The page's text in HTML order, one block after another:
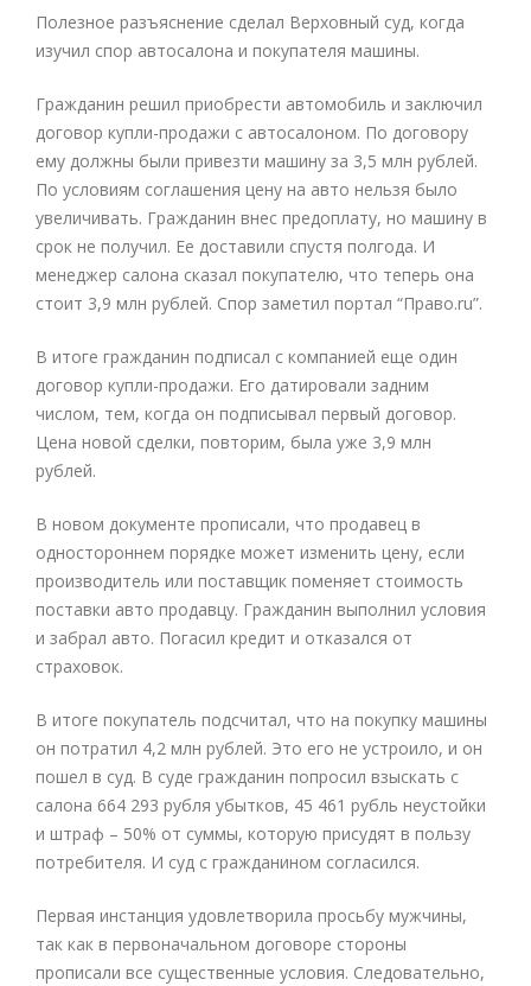
Полезное разъяснение сделал Верховный суд, когда
изучил спор автосалона и покупателя машины.
Гражданин решил приобрести автомобиль и заключил
договор купли-продажи с автосалоном. По договору
ему должны были привезти машину за 3,5 млн рублей.
По условиям соглашения цену на авто нельзя было
увеличивать. Гражданин внес предоплату, но машину в
срок не получил. Ее доставили спустя полгода. И
менеджер салона сказал покупателю, что теперь она
стоит 3,9 млн рублей. Спор заметил портал “Право.ru”.
В итоге гражданин подписал с компанией еще один
договор купли-продажи. Его датировали задним
числом, тем, когда он подписывал первый договор.
Цена новой сделки, повторим, была уже 3,9 млн
рублей.
В новом документе прописали, что продавец в
одностороннем порядке может изменить цену, если
производитель или поставщик поменяет стоимость
поставки авто продавцу. Гражданин выполнил условия
и забрал авто. Погасил кредит и отказался от
страховок.
В итоге покупатель подсчитал, что на покупку машины
он потратил 4,2 млн рублей. Это его не устроило, и он
пошел в суд. В суде гражданин попросил взыскать с
салона 664 293 рубля убытков, 45 461 рубль неустойки
и штраф – 50% от суммы, которую присудят в пользу
потребителя. И суд с гражданином согласился.
Первая инстанция удовлетворила просьбу мужчины,
так как в первоначальном договоре стороны
прописали все существенные условия. Следовательно,